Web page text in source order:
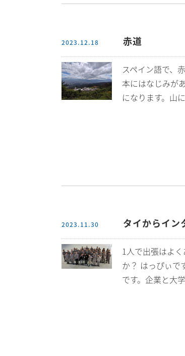
2023.12.18 赤道
スペイン語で、
本にはなじみが
になります。山
2023.11.30 タイからイン
1人で出張はよ
か？ はっぴぃで
です。企業と大